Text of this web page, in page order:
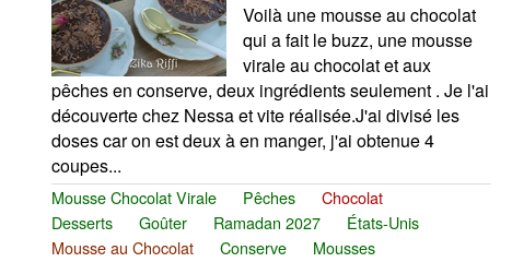
Voilà une mousse au chocolat
qui a fait le buzz, une mousse
virale au chocolat et aux
pêches en conserve, deux ingrédients seulement . Je l'ai
découverte chez Nessa et vite réalisée.J'ai divisé les
doses car on est deux à en manger, j'ai obtenue 4
coupes...
Mousse Chocolat Virale Pêches
Chocolat
Desserts
Goûter Ramadan 2027
États-Unis
Mousse au Chocolat
Conserve Mousses